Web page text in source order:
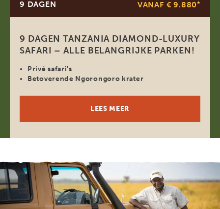
9 DAGEN VANAF € 9.880*
9 DAGEN TANZANIA DIAMOND-LUXURY
SAFARI – ALLE BELANGRIJKE PARKEN!
Privé safari's
Betoverende Ngorongoro krater
LEES MEER